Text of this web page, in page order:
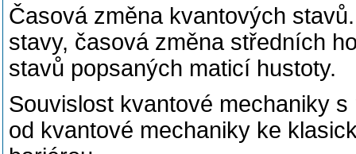
Časová změna kvantových
stavy, časová změna středních
stavů popsaných maticí hustoty.
Souvislost kvantové mechaniky
od kvantové mechaniky ke